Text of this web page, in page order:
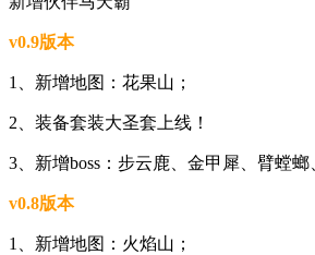
v0.9版本
1、新增地图：花果山；
2、装备套装大圣套上线！
3、新增boss：步云鹿、金甲犀、臂螳
v0.8版本
1、新增地图：火焰山；